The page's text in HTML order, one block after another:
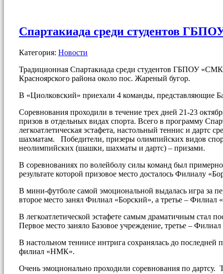
Спартакиада среди студентов
Категория: Новости
Традиционная Спартакиада среди студентов ГБПОУ
Красноярского района около пос. Жареный бугор.
В «Циолковский» приехали 4 команды, представляющие
Соревнования проходили в течение трех дней 21-23
призов в отдельных видах спорта. Всего в программу
легкоатлетическая эстафета, настольный теннис и
шахматам. Победители, призеры олимпийских видов
неолимпийских (шашки, шахматы и дартс) – призами.
В соревнованиях по волейболу силы команд был
результате которой призовое место досталось Филиалу
В мини-футболе самой эмоциональной выдалась игра за
второе место занял Филиал «Борский», а третье –
В легкоатлетической эстафете самым драматичным стал
Первое место заняло Базовое учреждение, третье –
В настольном теннисе интрига сохранялась до
филиал «НМК».
Очень эмоционально проходили соревнования по